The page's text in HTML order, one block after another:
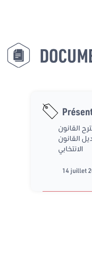
القانون
القانون
الانتخابي
14 juillet